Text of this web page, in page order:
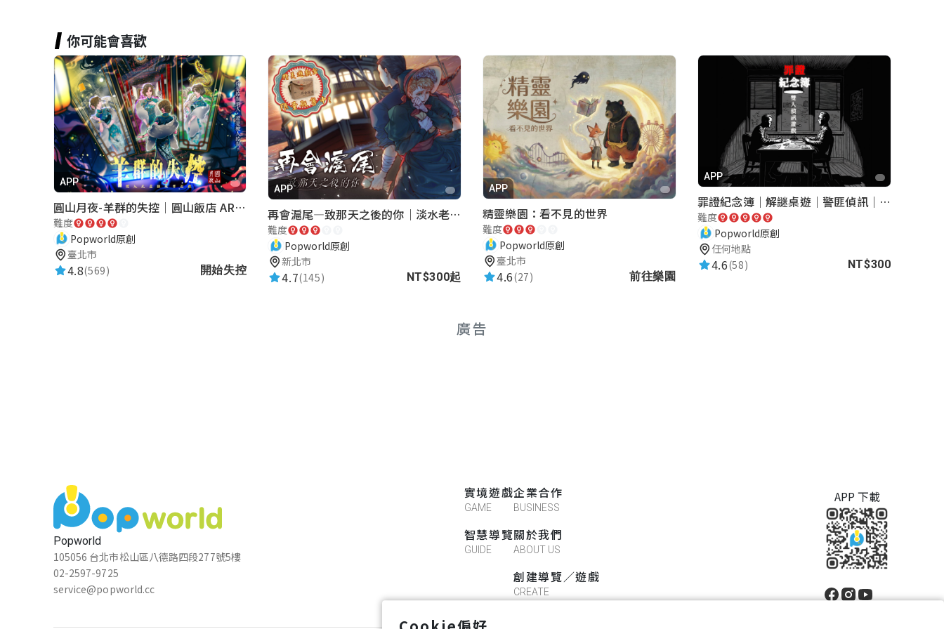
你可能會喜歡
APP
圓山月夜-羊群的失控｜圓山飯店 ARG實境解謎遊戲
難度
Popworld原創
臺北市
4.8(569) 開始失控
APP
再會滬尾—致那天之後的你｜淡水老街實境遊戲｜實體遊戲盒
難度
Popworld原創
新北市
4.7(145) NT$300起
APP
精靈樂園：看不見的世界
難度
Popworld原創
臺北市
4.6(27) 前往樂園
APP
罪證紀念簿｜解謎桌遊｜警匪偵訊｜室內遊戲
難度
Popworld原創
任何地點
4.6(58) NT$300
廣告
Popworld
105056 台北市松山區八德路四段277號5樓
02-2597-9725
service@popworld.cc
實境遊戲
GAME
智慧導覽
GUIDE
企業合作
BUSINESS
關於我們
ABOUT US
創建導覽／遊戲
CREATE
APP 下載